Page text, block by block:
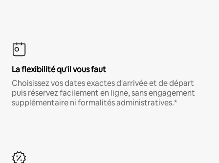
La flexibilité qu'il vous faut
Choisissez vos dates exactes d'arrivée et de départ
puis réservez facilement en ligne, sans engagement
supplémentaire ni formalités administratives.*